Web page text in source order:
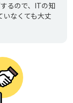
るので、ITの知
いなくても大丈